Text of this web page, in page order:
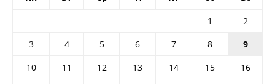
1
2
3
4 5 6 7 8
9
10
11 12 13 14 15
16